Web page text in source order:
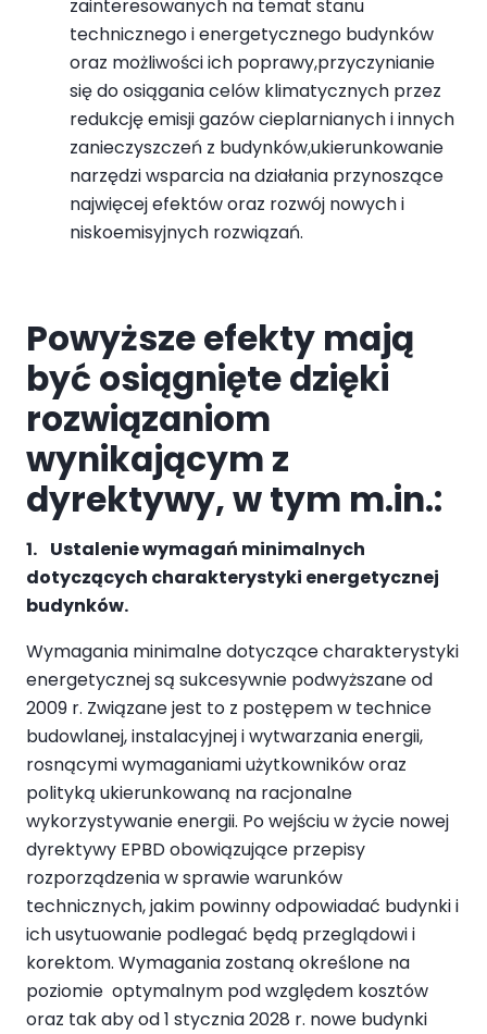
zainteresowanych na temat stanu
technicznego i energetycznego budynków
oraz możliwości ich poprawy,przyczynianie
się do osiągania celów klimatycznych przez
redukcję emisji gazów cieplarnianych i innych
zanieczyszczeń z budynków,ukierunkowanie
narzędzi wsparcia na działania przynoszące
najwięcej efektów oraz rozwój nowych i
niskoemisyjnych rozwiązań.
Powyższe efekty mają
być osiągnięte dzięki
rozwiązaniom
wynikającym z
dyrektywy, w tym m.in.:
1. Ustalenie wymagań minimalnych
dotyczących charakterystyki energetycznej
budynków.
Wymagania minimalne dotyczące charakterystyki
energetycznej są sukcesywnie podwyższane od
2009 r. Związane jest to z postępem w technice
budowlanej, instalacyjnej i wytwarzania energii,
rosnącymi wymaganiami użytkowników oraz
polityką ukierunkowaną na racjonalne
wykorzystywanie energii. Po wejściu w życie nowej
dyrektywy EPBD obowiązujące przepisy
rozporządzenia w sprawie warunków
technicznych, jakim powinny odpowiadać budynki i
ich usytuowanie podlegać będą przeglądowi i
korektom. Wymagania zostaną określone na
poziomie optymalnym pod względem kosztów
oraz tak aby od 1 stycznia 2028 r. nowe budynki